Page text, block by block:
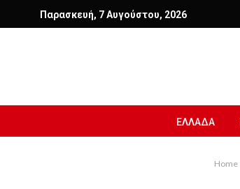
Παρασκευή, 7 Αυγούστου, 2026
ΕΛΛΑΔΑ
Home